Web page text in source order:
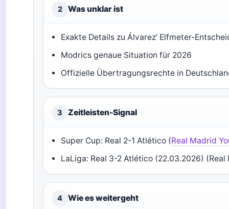
2 Was unklar ist
Exakte Details zu Álvarez’ Elfmeter-
Modrics genaue Situation für 2026
Offizielle Übertragungsrechte in
3 Zeitleisten-Signal
Super Cup: Real 2-1 Atlético (Real Madrid
LaLiga: Real 3-2 Atlético (22.03.2026) (Real
4 Wie es weitergeht